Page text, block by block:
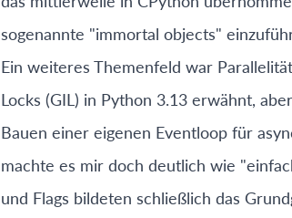
sogenannte "immortal objects"
Ein weiteres Themenfeld war
Locks (GIL) in Python 3.13 erwähnt,
Bauen einer eigenen Eventloop für
machte es mir doch deutlich wie
und Flags bildeten schließlich das